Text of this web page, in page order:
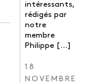
intéressants,
rédigés par
notre
membre
Philippe […]
18
NOVEMBRE